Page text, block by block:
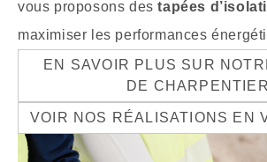
vous proposons destapées
maximiser les performances
EN SAVOIR PLUS SUR
DE CHARPENTIER
VOIR NOS RÉALISATIONS EN